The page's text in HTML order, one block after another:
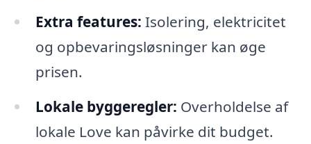
Extra features: Isolering, elektricitet
og opbevaringsløsninger kan øge
prisen.
Lokale byggeregler: Overholdelse af
lokale Love kan påvirke dit budget.